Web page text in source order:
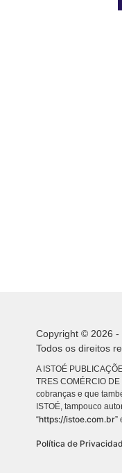
Copyright © 2026 -
Todos os direitos
A ISTOÉ
TRES COMÉRCIO
cobranças e que
ISTOÉ, tampouco
“https://istoe.com.br”
Política de